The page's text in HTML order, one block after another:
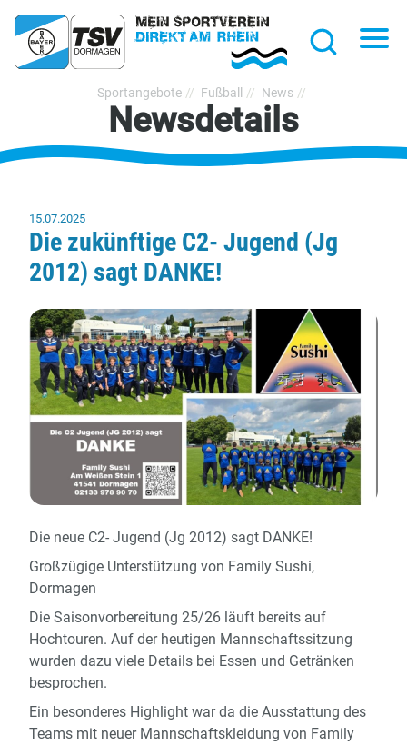
TSV
Bayer
Dormagen
1920
Sportangebote Fußball News
Newsdetails
15.07.2025
Die zukünftige C2- Jugend (Jg
2012) sagt DANKE!
Die neue C2- Jugend (Jg 2012) sagt DANKE!
Großzügige Unterstützung von Family Sushi,
Dormagen
Die Saisonvorbereitung 25/26 läuft bereits auf
Hochtouren. Auf der heutigen Mannschaftssitzung
wurden dazu viele Details bei Essen und Getränken
besprochen.
Ein besonderes Highlight war da die Ausstattung des
Teams mit neuer Mannschaftskleidung von Family